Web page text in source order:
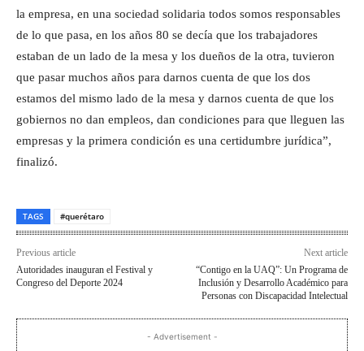
la empresa, en una sociedad solidaria todos somos responsables
de lo que pasa, en los años 80 se decía que los trabajadores
estaban de un lado de la mesa y los dueños de la otra, tuvieron
que pasar muchos años para darnos cuenta de que los dos
estamos del mismo lado de la mesa y darnos cuenta de que los
gobiernos no dan empleos, dan condiciones para que lleguen las
empresas y la primera condición es una certidumbre jurídica”,
finalizó.
TAGS #querétaro
Previous article
Autoridades inauguran el Festival y
Congreso del Deporte 2024
Next article
“Contigo en la UAQ”: Un Programa de
Inclusión y Desarrollo Académico para
Personas con Discapacidad Intelectual
- Advertisement -